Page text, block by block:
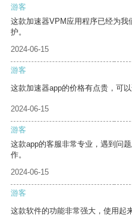
游客
这款加速器VPM应用程序已经为
护。
2024-06-15
游客
这款加速器app的价格有点贵，可
2024-06-15
游客
这款app的客服非常专业，遇到问
作。
2024-06-15
游客
这款软件的功能非常强大，使用起